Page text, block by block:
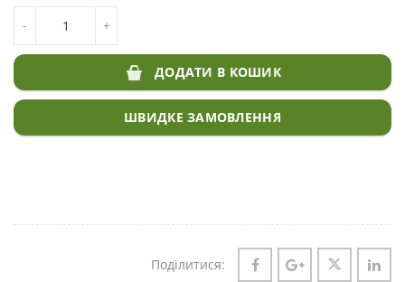
-
PERMANENT 16-7-15 (+2)
+
ДОДАТИ В КОШИК
ШВИДКЕ ЗАМОВЛЕННЯ
Поділитися: